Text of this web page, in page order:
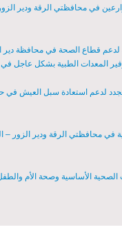
المعدات الطبية بشكل عاجل في